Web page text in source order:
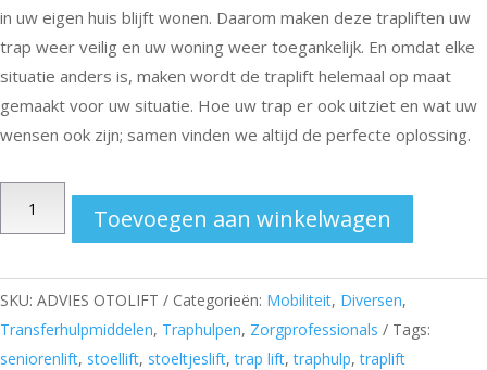
in uw eigen huis blijft wonen. Daarom maken deze trapliften uw
trap weer veilig en uw woning weer toegankelijk. En omdat elke
situatie anders is, maken wordt de traplift helemaal op maat
gemaakt voor uw situatie. Hoe uw trap er ook uitziet en wat uw
wensen ook zijn; samen vinden we altijd de perfecte oplossing.
Toevoegen aan winkelwagen
SKU: ADVIES OTOLIFT Categorieën: Mobiliteit, Diversen,
Transferhulpmiddelen, Traphulpen, Zorgprofessionals
Tags:
seniorenlift, stoellift, stoeltjeslift,trap lift,traphulp,traplift